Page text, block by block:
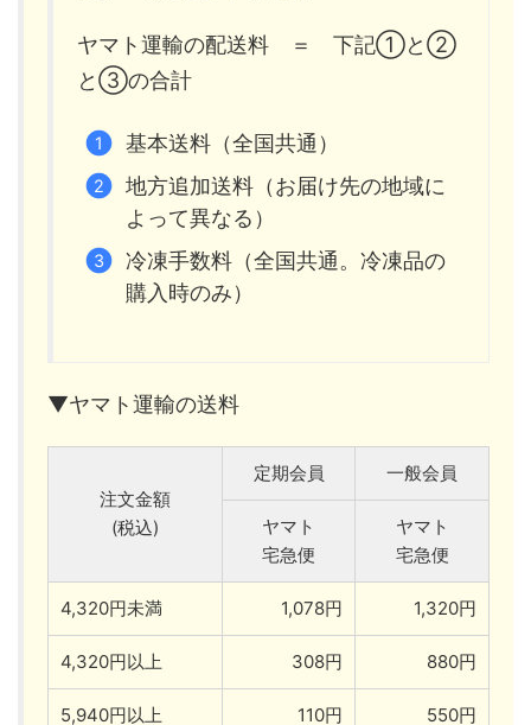
ヤマト運輸の配送料 ＝ 下記①と②
と③の合計
基本送料（全国共通）
地方追加送料（お届け先の地域に
よって異なる）
冷凍手数料（全国共通。冷凍品の
購入時のみ）
▼ヤマト運輸の送料
注文金額
(税込)
定期会員 一般会員
ヤマト
宅急便
ヤマト
宅急便
4,320円未満 1,078円 1,320円
4,320円以上 308円 880円
5,940円以上 110円 550円